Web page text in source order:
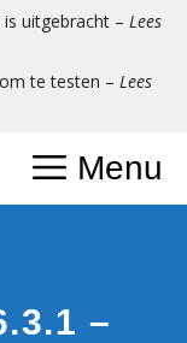
is uitgebracht – Lees
te testen – Lees
Menu
–